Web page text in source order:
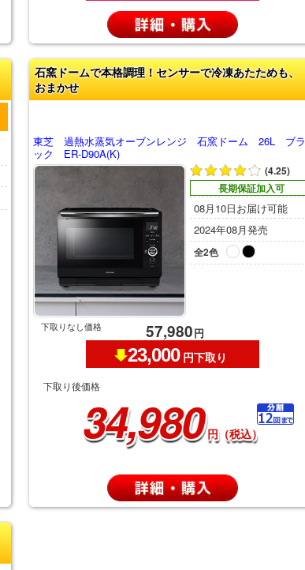
石窯ドームで本格調理！センサーで冷凍あたためも、
おまかせ
東芝 過熱水蒸気オーブンレンジ 石窯ドーム 26L ブラ
ック ER-D90A(K)
(4.25)
長期保証加入可
08月10日お届け可能
2024年08月発売
全2色
下取りなし価格 57,980円
23,000 円下取り
下取り後価格
34,980 円（税込）